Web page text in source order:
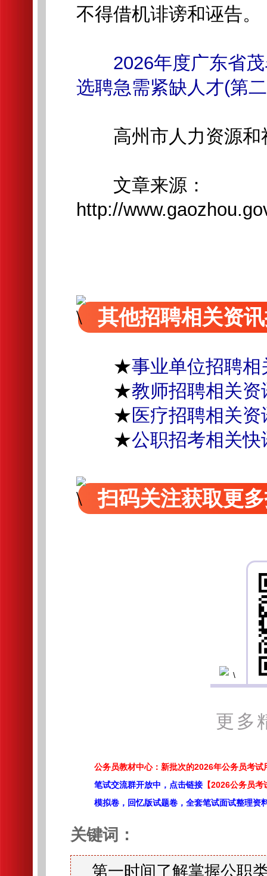
不得借机诽谤和诬告。
2026年度广东省
选聘急需紧缺人才(第
高州市人力资源和
文章来源：
http://
其他招聘相关资
★事业单位招聘相
★教师招聘相关资
★医疗招聘相关资
★公职招考相关快
扫码关注获取更
更多
公务员教材中心：新批次的2026年公务员考试
笔试交流群开放中，点击链接 【2026公务员
模拟卷，回忆版试题卷，全套笔试面试整理资
关键词：
第一时间了解掌握公职